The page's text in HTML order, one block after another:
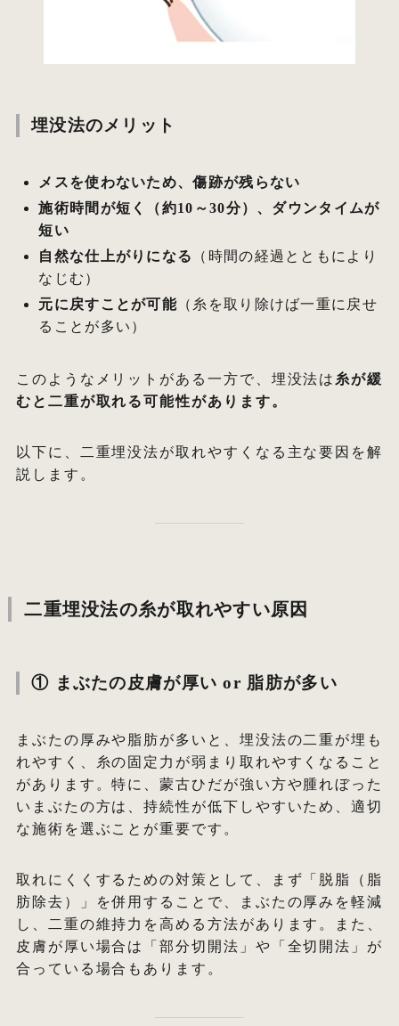
埋没法のメリット
メスを使わないため、傷跡が残らない
施術時間が短く（約10～30分）、ダウンタイムが
短い
自然な仕上がりになる
（時間の経過とともにより
なじむ）
元に戻すことが可能 （糸を取り除けば一重に戻せ
ることが多い）
このようなメリットがある一方で、埋没法は 糸が緩
むと二重が取れる可能性があります。
以下に、二重埋没法が取れやすくなる主な要因を解
説します。
二重埋没法の糸が取れやすい原因
① まぶたの皮膚が厚い or 脂肪が多い
まぶたの厚みや脂肪が多いと、埋没法の二重が埋も
れやすく、糸の固定力が弱まり取れやすくなること
があります。特に、蒙古ひだが強い方や腫れぼった
いまぶたの方は、持続性が低下しやすいため、適切
な施術を選ぶことが重要です。
取れにくくするための対策として、まず「脱脂（脂
肪除去）」を併用することで、まぶたの厚みを軽減
し、二重の維持力を高める方法があります。また、
皮膚が厚い場合は「部分切開法」や「全切開法」が
合っている場合もあります。